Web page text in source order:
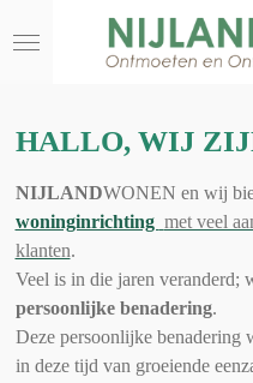
direct
hoofdinhoud
HALLO, WIJ
NIJLANDWONEN en wij
woninginrichting met veel
klanten.
Veel is in die jaren veranderd;
persoonlijke benadering.
Deze persoonlijke benadering
in deze tijd van groeiende